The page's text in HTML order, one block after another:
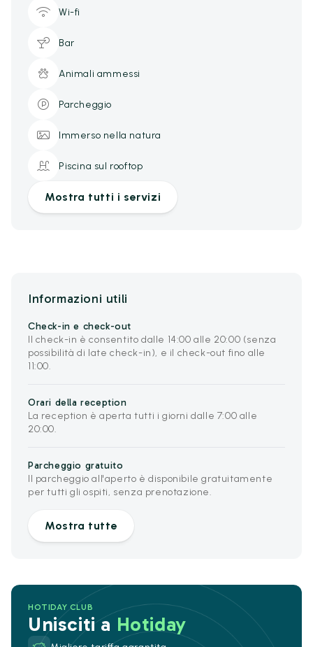
Wi-fi
Bar
Animali ammessi
Parcheggio
Immerso nella natura
Piscina sul rooftop
Mostra tutti i servizi
Informazioni utili
Check-in e check-out
Il check-in è consentito dalle 14:00 alle 20:00 (senza
possibilità di late check-in), e il check-out fino alle
11:00.
Orari della reception
La reception è aperta tutti i giorni dalle 7:00 alle
20:00.
Parcheggio gratuito
Il parcheggio all'aperto è disponibile gratuitamente
per tutti gli ospiti, senza prenotazione.
Mostra tutte
HOTIDAY CLUB
Unisciti a Hotiday